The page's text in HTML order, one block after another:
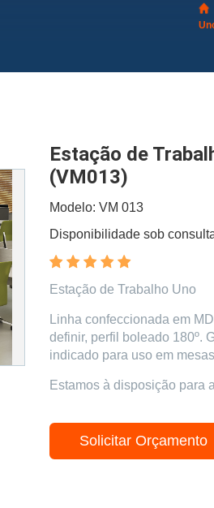
Estação de
(VM013)
Modelo: VM 013
Disponibilidade sob
Estação de Trabalho Uno
Linha confeccionada em
definir, perfil boleado 180º.
indicado para uso em
Estamos à disposição para
Solicitar Orçamento